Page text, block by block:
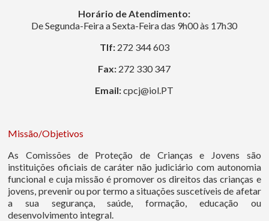
Horário de Atendimento:
De Segunda-Feira a Sexta-Feira das 9h00 às 17h30
Tlf:272 344 603
Fax: 272 330 347
Email:cpcj@iol.PT
Missão/Objetivos
As Comissões de Proteção de Crianças e Jovens são
instituições oficiais de caráter não judiciário com autonomia
funcional e cuja missão é promover os direitos das crianças e
jovens, prevenir ou por termo a situações suscetíveis de afetar
a sua segurança, saúde, formação, educação ou
desenvolvimento integral.